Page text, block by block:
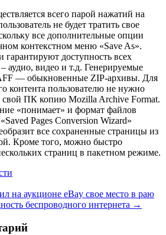
всего парой нажатий на
не будет тратить свое
все дополнительные опции
контекстном меню «Save As».
гарантируют доступность всех
аудио, видео и т.д. Генерируемые
— обыкновенные ZIP-архивы. Для
контента пользователю не нужно
свой ПК копию Mozilla Archive Format.
«понимает» и формат файлов
Pages Conversion Wizard»
все сохраненные страницы из
Кроме того, можно быстро
страниц в пакетном режиме.
на аукционе eBay свое место в раю
беспроводного интернета →